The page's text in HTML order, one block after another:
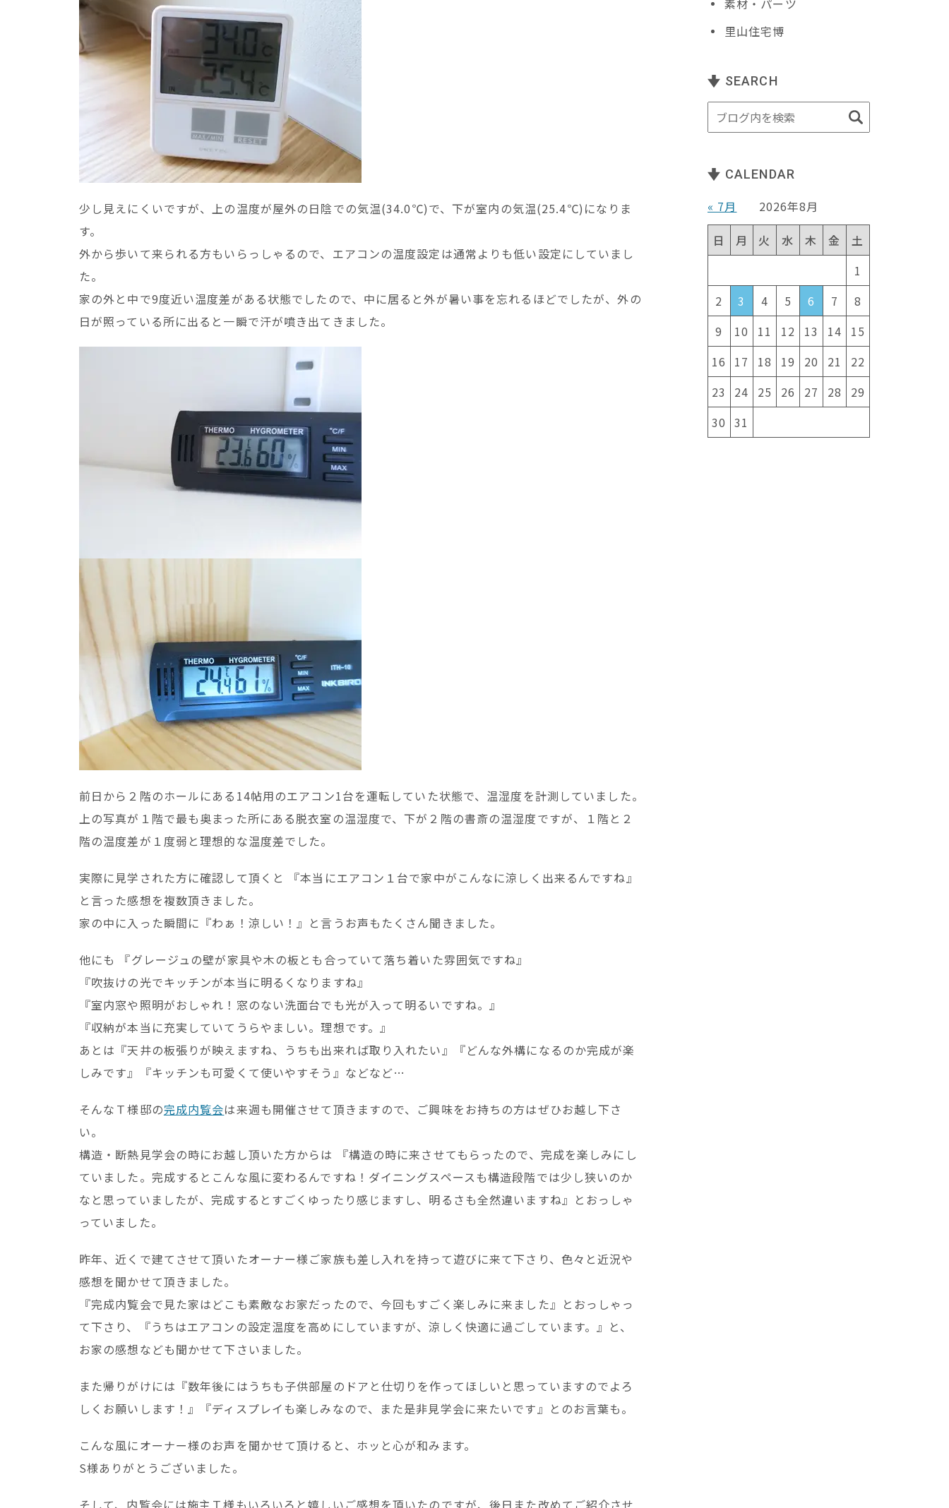
少し見えにくいですが、上の温度が屋外の日陰での気温(34.0℃)で、下が室内の気温(25.4℃)になりま
す。
外から歩いて来られる方もいらっしゃるので、エアコンの温度設定は通常よりも低い設定にしていまし
た。
家の外と中で9度近い温度差がある状態でしたので、中に居ると外が暑い事を忘れるほどでしたが、外の
日が照っている所に出ると一瞬で汗が噴き出てきました。
前日から２階のホールにある14帖用のエアコン1台を運転していた状態で、温湿度を計測していました。
上の写真が１階で最も奥まった所にある脱衣室の温湿度で、下が２階の書斎の温湿度ですが、１階と２
階の温度差が１度弱と理想的な温度差でした。
実際に見学された方に確認して頂くと 『本当にエアコン１台で家中がこんなに涼しく出来るんですね』
と言った感想を複数頂きました。
家の中に入った瞬間に『わぁ！涼しい！』と言うお声もたくさん聞きました。
他にも 『グレージュの壁が家具や木の板とも合っていて落ち着いた雰囲気ですね』
『吹抜けの光でキッチンが本当に明るくなりますね』
『室内窓や照明がおしゃれ！窓のない洗面台でも光が入って明るいですね。』
『収納が本当に充実していてうらやましい。理想です。』
あとは『天井の板張りが映えますね、うちも出来れば取り入れたい』『どんな外構になるのか完成が楽
しみです』『キッチンも可愛くて使いやすそう』などなど…
そんなＴ様邸の完成内覧会は来週も開催させて頂きますので、ご興味をお持ちの方はぜひお越し下さ
い。
構造・断熱見学会の時にお越し頂いた方からは 『構造の時に来させてもらったので、完成を楽しみにし
ていました。完成するとこんな風に変わるんですね！ダイニングスペースも構造段階では少し狭いのか
なと思っていましたが、完成するとすごくゆったり感じますし、明るさも全然違いますね』とおっしゃ
っていました。
昨年、近くで建てさせて頂いたオーナー様ご家族も差し入れを持って遊びに来て下さり、色々と近況や
感想を聞かせて頂きました。
『完成内覧会で見た家はどこも素敵なお家だったので、今回もすごく楽しみに来ました』とおっしゃっ
て下さり、『うちはエアコンの設定温度を高めにしていますが、涼しく快適に過ごしています。』と、
お家の感想なども聞かせて下さいました。
また帰りがけには『数年後にはうちも子供部屋のドアと仕切りを作ってほしいと思っていますのでよろ
しくお願いします！』『ディスプレイも楽しみなので、また是非見学会に来たいです』とのお言葉も。
こんな風にオーナー様のお声を聞かせて頂けると、ホッと心が和みます。
S様ありがとうございました。
そして、内覧会には施主Ｔ様もいろいろと嬉しいご感想を頂いたのですが、後日また改めてご紹介させ
素材・パーツ
里山住宅博
SEARCH
CALENDAR
« 7月
2026年8月
日
月 火 水 木 金
土
1
2
3 4 5 6 7
8
9
10 11 12 13 14
15
16
17 18 19 20 21
22
23
24 25 26 27 28
29
30 31